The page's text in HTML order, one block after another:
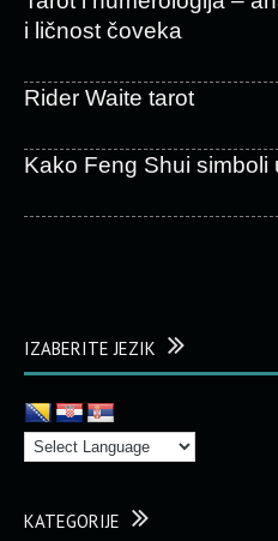
i ličnost čoveka
Rider Waite tarot
Kako Feng Shui simboli
IZABERITE JEZIK
KATEGORIJE